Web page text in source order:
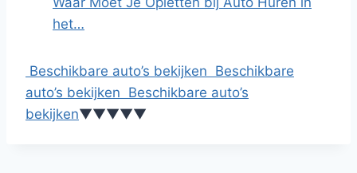
het…
Beschikbare auto’s bekijken Beschikbare
auto’s bekijken Beschikbare auto’s
bekijken▼▼▼▼▼